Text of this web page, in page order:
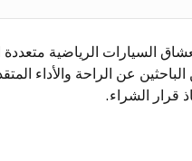
الممتازة لعشاق السيارات
عن الراحة والأداء
قرار الشراء.